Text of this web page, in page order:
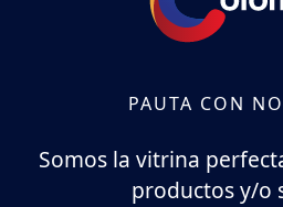
PAUTA CON
Somos la vitrina
productos y/o